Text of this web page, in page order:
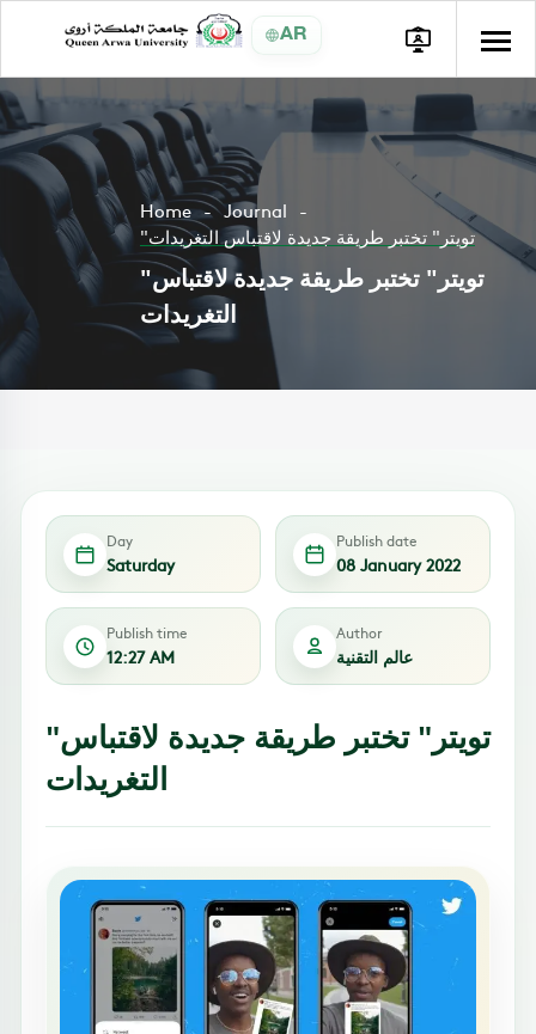
AR
Home
Journal
"تويتر" تختبر طريقة جديدة لاقتباس التغريدات
"تويتر" تختبر طريقة جديدة لاقتباس
التغريدات
Day
Saturday
Publish date
08 January 2022
Publish time
12:27 AM
Author
عالم التقنية
"تويتر" تختبر طريقة جديدة لاقتباس
التغريدات